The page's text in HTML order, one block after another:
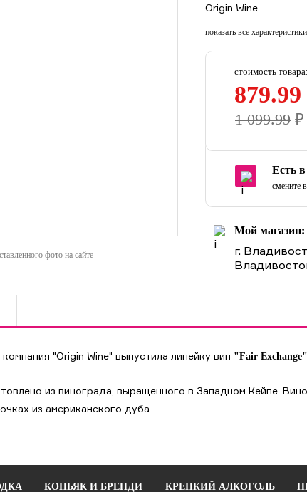
фото на сайте
Origin Wine
показать все характеристики
стоимость товара:
1 099.99 ₽
Есть
смените
Мой магазин:
г.
"Origin Wine" выпустила линейку вин "Fair Exchange"
из винограда, выращенного в Западном Кейпе.
из американского дуба.
КОНЬЯК И БРЕНДИ КРЕПКИЙ АЛКОГОЛЬ